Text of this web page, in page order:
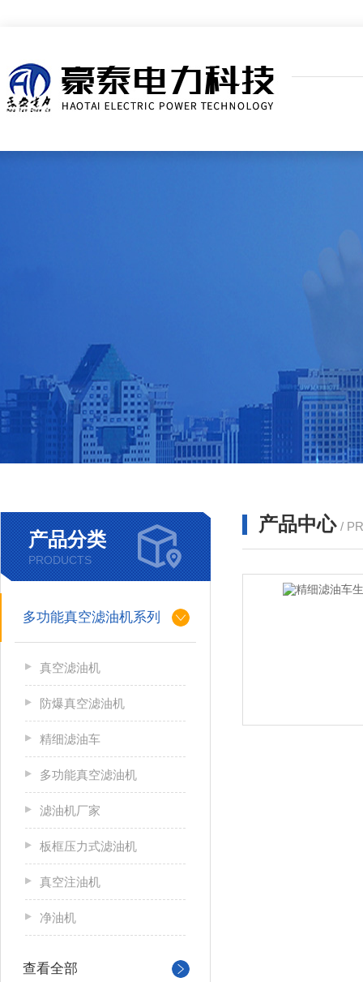
产品分类
PRODUCTS
多功能真空滤油机系列
真空滤油机
防爆真空滤油机
精细滤油车
多功能真空滤油机
滤油机厂家
板框压力式滤油机
真空注油机
净油机
查看全部
产品中心 /